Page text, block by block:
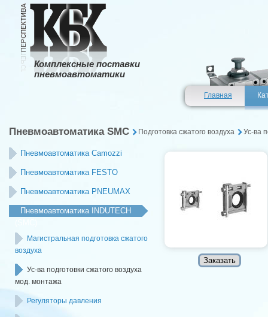
Комплексные поставки
пневмоавтоматики
Главная
Пневмоавтоматика SMC Подготовка сжатого воздуха Ус-ва
Пневмоавтоматика Camozzi
Пневмоавтоматика FESTO
Пневмоавтоматика PNEUMAX
Пневмоавтоматика INDUTECH
Магистральная подготовка сжатого
воздуха
Ус-ва подготовки сжатого воздуха
мод. монтажа
Регуляторы давления